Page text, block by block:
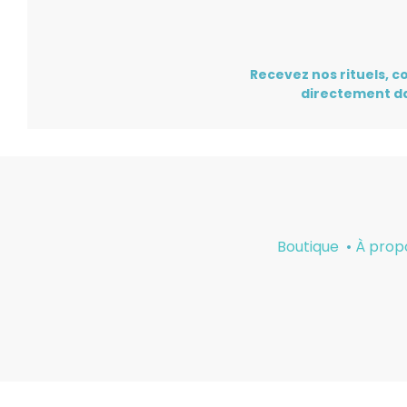
Recevez nos rituels,
directement
Boutique • À